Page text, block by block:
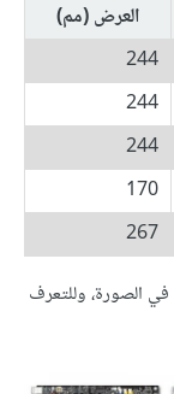
العرض (مم)
244
244
244
170
267
الصورة، وللتعرف